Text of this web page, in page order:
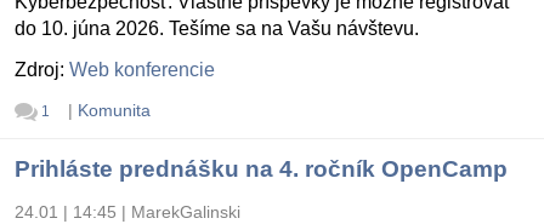
do 10. júna 2026. Tešíme sa na Vašu návštevu.
Zdroj: Web konferencie
1 | Komunita
Prihláste prednášku na 4. ročník OpenCamp
24.01 | 14:45 | MarekGalinski